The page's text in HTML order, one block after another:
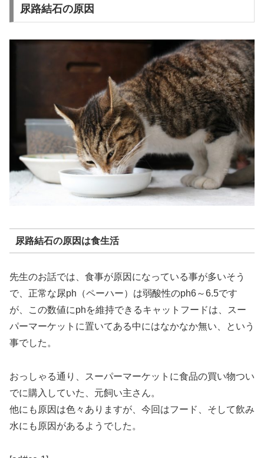
尿路結石の原因
尿路結石の原因は食生活
先生のお話では、食事が原因になっている事が多いそう
で、正常な尿ph（ペーハー）は弱酸性のph6～6.5です
が、この数値にphを維持できるキャットフードは、スー
パーマーケットに置いてある中にはなかなか無い、という
事でした。
おっしゃる通り、スーパーマーケットに食品の買い物つい
でに購入していた、元飼い主さん。
他にも原因は色々ありますが、今回はフード、そして飲み
水にも原因があるようでした。